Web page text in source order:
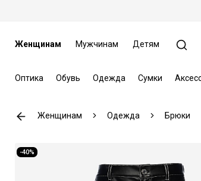
Женщинам Мужчинам Детям
Оптика Обувь Одежда Сумки
Женщинам Одежда Брюки
-40%